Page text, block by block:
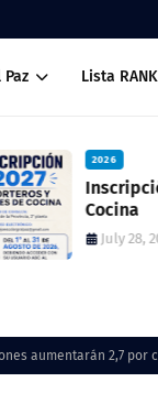
Lista
2026
Inscripción 2027
Cocina
July 28,
aumentarán 2,7 por